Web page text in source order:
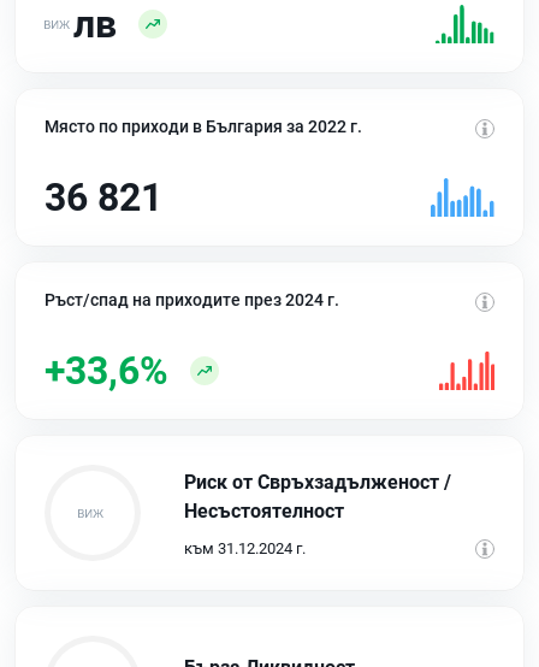
лв
Място по приходи в България за 2022 г.
36 821
Ръст/спад на приходите през 2024 г.
+33,6%
Риск от Свръхзадълженост /
Несъстоятелност
към 31.12.2024 г.